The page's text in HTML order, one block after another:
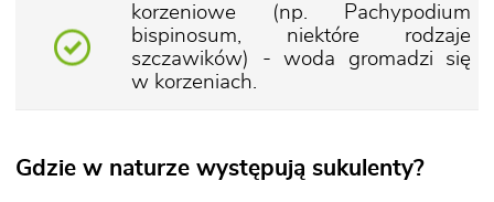
korzeniowe (np. Pachypodium
bispinosum, niektóre rodzaje
szczawików) - woda gromadzi się
w korzeniach.
Gdzie w naturze występują sukulenty?